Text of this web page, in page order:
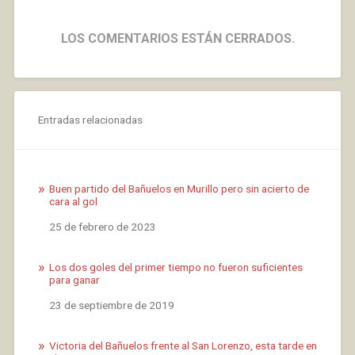
LOS COMENTARIOS ESTÁN CERRADOS.
Entradas relacionadas
Buen partido del Bañuelos en Murillo pero sin acierto de
cara al gol
Fecha
25 de febrero de 2023
Los dos goles del primer tiempo no fueron suficientes
para ganar
Fecha
23 de septiembre de 2019
Victoria del Bañuelos frente al San Lorenzo, esta tarde en